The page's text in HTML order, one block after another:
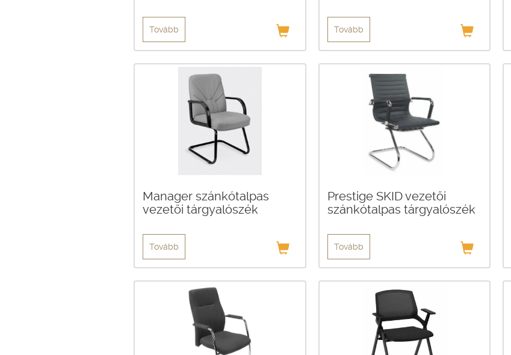
Tovább Tovább
Manager szánkótalpas
vezetői tárgyalószék
Tovább
Prestige SKID vezetői
szánkótalpas tárgyalószék
Tovább